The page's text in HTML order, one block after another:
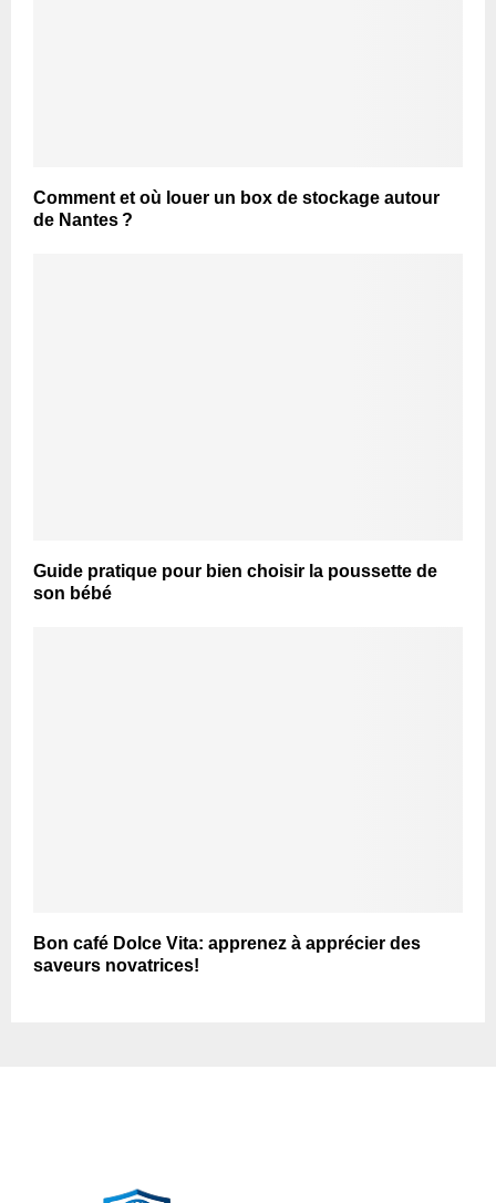
Comment et où louer un box de stockage autour
de Nantes ?
Guide pratique pour bien choisir la poussette de
son bébé
Bon café Dolce Vita: apprenez à apprécier des
saveurs novatrices!